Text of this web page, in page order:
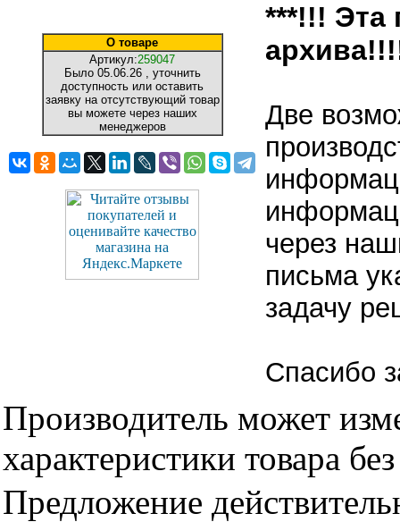
О товаре
Артикул:259047
Было 05.06.26 , уточнить
доступность или оставить
заявку на отсутствующий товар
вы можете через наших
менеджеров
***!!! Эта
Две
через
письма
задачу
Спасибо
Производитель может
характеристики товара
Предложение